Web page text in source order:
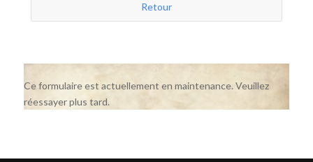
Retour
Ce formulaire est actuellement en maintenance. Veuillez
réessayer plus tard.